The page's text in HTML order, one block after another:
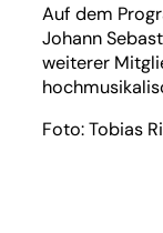
Auf dem
Johann
weiterer
Foto: Tobias